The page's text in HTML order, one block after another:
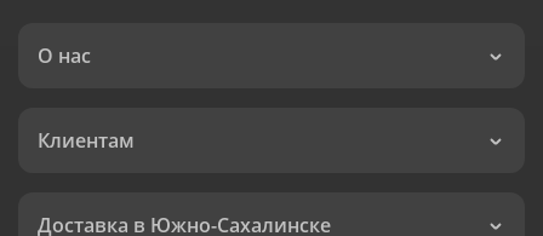
О нас
Клиентам
Доставка в Южно-Сахалинске